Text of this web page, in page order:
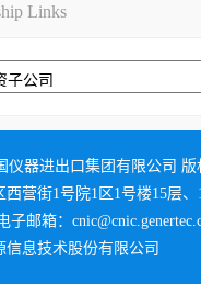
Links
仪器进出口集团有限公司 版
营街1号院1区1号楼15层、
子邮箱：
息技术股份有限公司